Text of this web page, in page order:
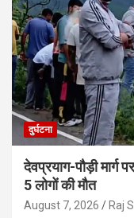
दुर्घटना
देवप्रयाग-पौड़ी मार्ग
5 लोगों की मौत
August 7, 2026 Raj